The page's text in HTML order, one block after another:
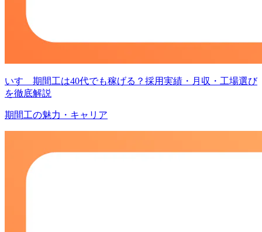
いすゞ期間工は40代でも稼げる？採用実績・月収・工場選び
を徹底解説
期間工の魅力・キャリア